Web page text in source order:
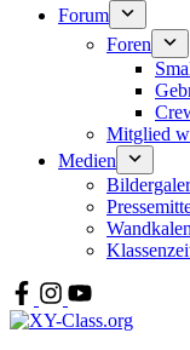
Forum
Foren
Mitglied
Medien